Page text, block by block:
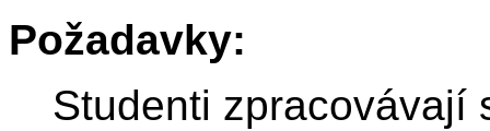
Požadavky:
Studenti zpracovávají